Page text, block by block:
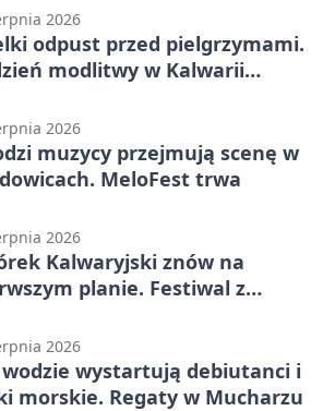
2026
odpust przed pielgrzymami.
modlitwy w Kalwarii
2026
muzycy przejmują scenę w
MeloFest trwa
2026
Kalwaryjski znów na
planie. Festiwal z
2026
wystartują debiutanci i
morskie. Regaty w Mucharzu